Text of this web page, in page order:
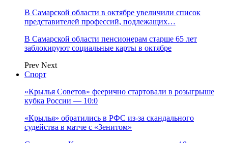
В Самарской области в октябре увеличили список
представителей профессий, подлежащих…
В Самарской области пенсионерам старше 65 лет
заблокируют социальные карты в октябре
Prev Next
Спорт
«Крылья Советов» феерично стартовали в розыгрыше
кубка России — 10:0
«Крылья» обратились в РФС из-за скандального
судейства в матче с «Зенитом»